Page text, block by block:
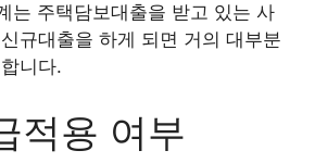
는 주택담보대출을 받고 있는 사
규대출을 하게 되면 거의 대부분
니다.
적용 여부